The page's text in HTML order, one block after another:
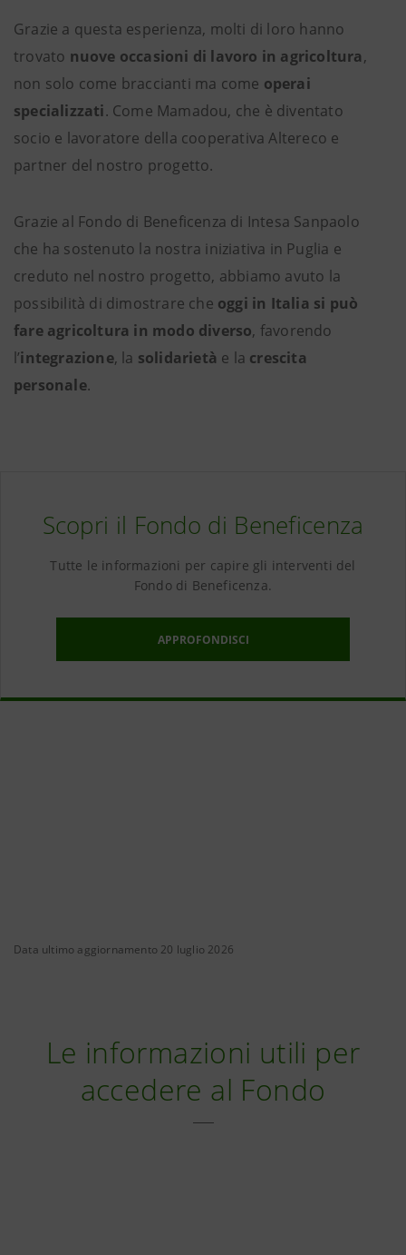
Grazie a questa esperienza, molti di loro hanno
trovato nuove occasioni di lavoro in agricoltura,
non solo come braccianti ma come operai
specializzati. Come Mamadou, che è diventato
socio e lavoratore della cooperativa Altereco e
partner del nostro progetto.
Grazie al Fondo di Beneficenza di Intesa Sanpaolo
che ha sostenuto la nostra iniziativa in Puglia e
creduto nel nostro progetto, abbiamo avuto la
possibilità di dimostrare che oggi in Italia si può
fare agricoltura in modo diverso, favorendo
l’integrazione, la solidarietà e la crescita
personale.
Scopri il Fondo di Beneficenza
Tutte le informazioni per capire gli interventi del
Fondo di Beneficenza.
APPROFONDISCI
Data ultimo aggiornamento 20 luglio 2026
Le informazioni utili per
accedere al Fondo